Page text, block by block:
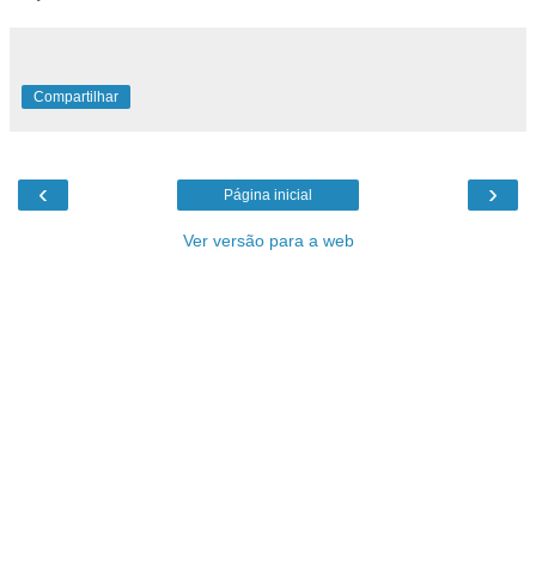
Compartilhar
‹ ›
Página inicial
Ver versão para a web